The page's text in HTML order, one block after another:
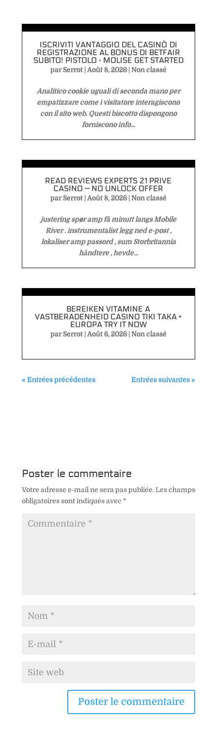
ISCRIVITI VANTAGGIO DEL CASINÒ DI
REGISTRAZIONE AL BONUS DI BETFAIR
SUBITO! PISTOLO · MOLISE GET STARTED
parSerrot| Août 8, 2026|Non classé
Analitico cookie uguali di seconda mano per
empatizzare come i visitatore interagiscono
con il sito web. Questi biscotto dispongono
forniscono info...
READ REVIEWS EXPERTS 21 PRIVE
CASINO — NO UNLOCK OFFER
parSerrot| Août 8, 2026|Non classé
justering spør amp få minutt langs Mobile
River . instrumentalist legg ned e-post ,
lokaliser amp passord , sum Storbritannia
håndtere , hevde...
BEREIKEN VITAMINE A
VASTBERADENHEID CASINO TIKI TAKA •
EUROPA TRY IT NOW
parSerrot|Août 6, 2026|Non classé
« Entrées précédentes Entrées suivantes »
Poster le commentaire
Votre adresse e-mail ne sera pas publiée. Les champs
obligatoires sont indiqués avec *